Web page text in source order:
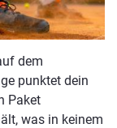
dem
punktet dein
Paket
was in keinem